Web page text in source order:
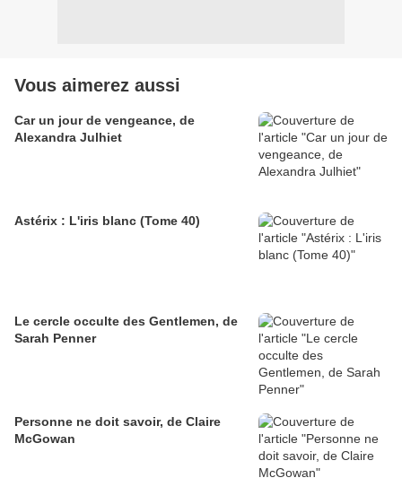
Vous aimerez aussi
Car un jour de vengeance, de
Alexandra Julhiet
Astérix : L'iris blanc (Tome 40)
Le cercle occulte des Gentlemen, de
Sarah Penner
Personne ne doit savoir, de Claire
McGowan